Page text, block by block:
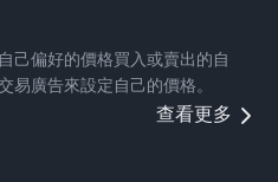
己偏好的價格買入或賣出的自
易廣告來設定自己的價格。
查看更多